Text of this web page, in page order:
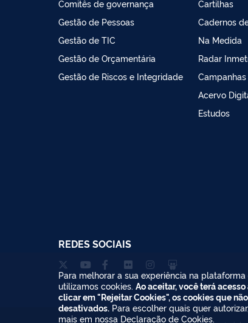
Comitês de governança
Gestão de Pessoas
Gestão de TIC
Gestão de Orçamentária
Gestão de Riscos e Integridade
Cartilhas
Cadernos
Na Medida
Radar
Campanhas
Acervo
Estudos
REDES SOCIAIS
Para melhorar a sua experiência na
utilizamos cookies. Ao aceitar, você terá
clicar em "Rejeitar Cookies", os cookies que
desativados. Para escolher quais quer
mais em nossa Declaração de Cookies.